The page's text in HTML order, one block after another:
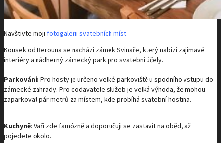
Navštivte moji fotogalerii svatebních míst
Kousek od Berouna se nachází zámek Svinaře, který nabízí zajímavé
interiéry a nádherný zámecký park pro svatební účely.
Parkování: Pro hosty je určeno velké parkoviště u spodního vstupu do
zámecké zahrady. Pro dodavatele služeb je velká výhoda, že mohou
zaparkovat pár metrů za místem, kde probíhá svatební hostina.
Kuchyně: Vaří zde famózně a doporučuji se zastavit na oběd, až
pojedete okolo.